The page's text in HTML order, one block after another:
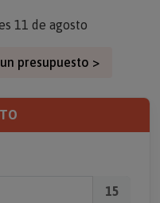
11 de agosto
presupuesto >
15